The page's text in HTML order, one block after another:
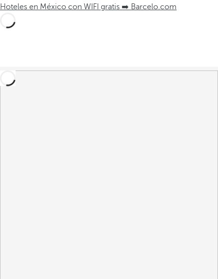
Hoteles en México con WIFI gratis ➡️ Barcelo.com